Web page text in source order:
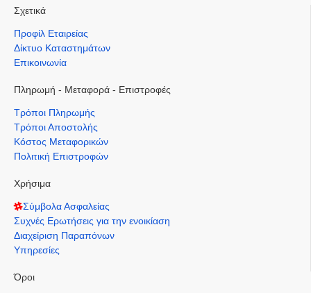
Σχετικά
Προφίλ Εταιρείας
Δίκτυο Καταστημάτων
Επικοινωνία
Πληρωμή - Μεταφορά - Επιστροφές
Τρόποι Πληρωμής
Τρόποι Αποστολής
Κόστος Μεταφορικών
Πολιτική Επιστροφών
Χρήσιμα
Σύμβολα Ασφαλείας
Συχνές Ερωτήσεις για την ενοικίαση
Διαχείριση Παραπόνων
Υπηρεσίες
Όροι